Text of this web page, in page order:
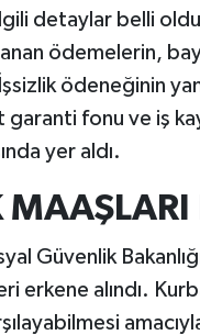
detaylar belli
ödemelerin,
ödeneğinin
fonu ve iş
yer aldı.
Güvenlik
erkene alındı.